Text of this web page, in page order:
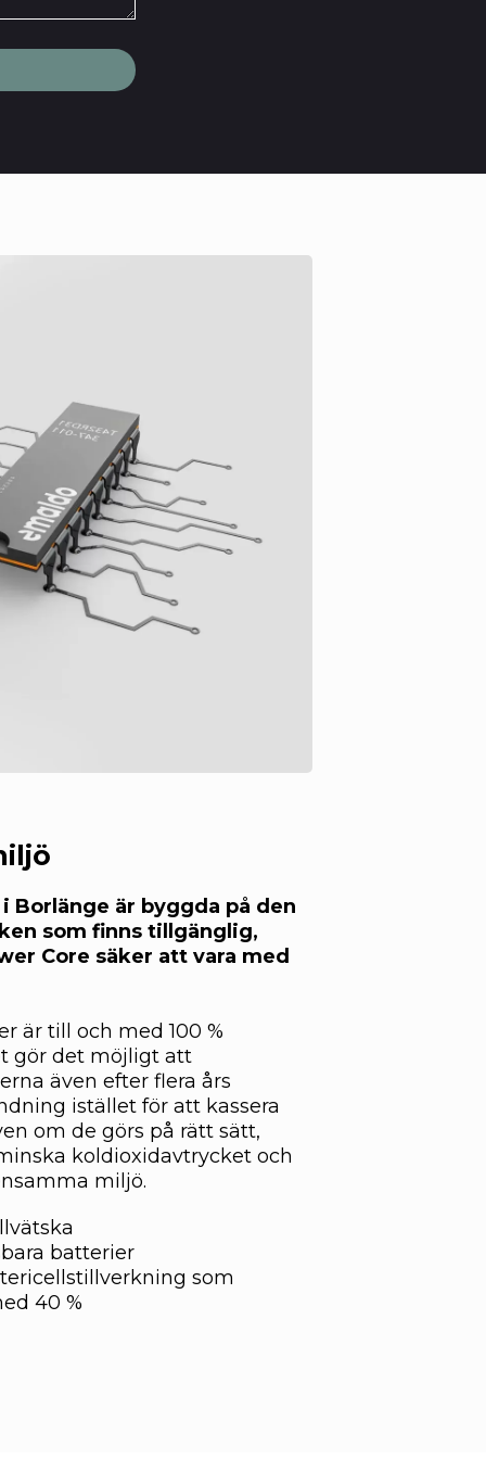
Borlänge är byggda på den
som finns tillgänglig,
Core säker att vara med
är till och med 100 %
gör det möjligt att
även efter flera års
istället för att kassera
om de görs på rätt sätt,
koldioxidavtrycket och
miljö.
batterier
som
40 %